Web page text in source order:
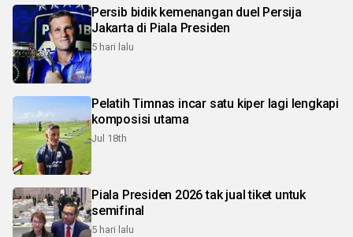
Persib bidik kemenangan duel Persija
Jakarta di Piala Presiden
5 hari lalu
Pelatih Timnas incar satu kiper lagi lengkapi
komposisi utama
Jul 18th
Piala Presiden 2026 tak jual tiket untuk
semifinal
5 hari lalu